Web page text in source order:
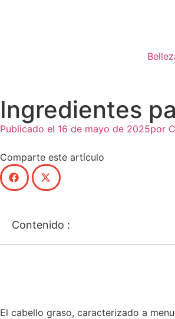
Ingredientes
Publicado el 16 de mayo de 2025por
Comparte este artículo
Contenido :
El cabello graso, caracterizado a